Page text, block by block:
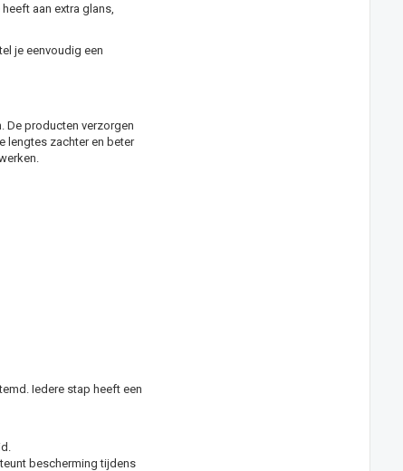
aan extra glans,
je eenvoudig een
De producten verzorgen
lengtes zachter en beter
Iedere stap heeft een
bescherming tijdens